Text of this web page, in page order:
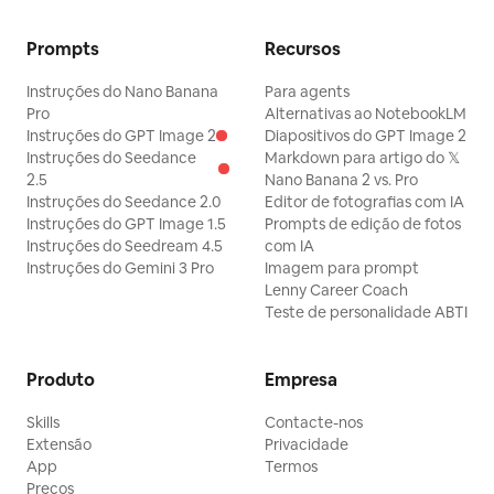
Prompts
Instruções do Nano Banana
Pro
Instruções do GPT Image 2
Instruções do Seedance
2.5
Instruções do Seedance 2.0
Instruções do GPT Image 1.5
Instruções do Seedream 4.5
Instruções do Gemini 3 Pro
Recursos
Para agents
Alternativas ao NotebookLM
Diapositivos do GPT Image 2
Markdown para artigo do 𝕏
Nano Banana 2 vs. Pro
Editor de fotografias com IA
Prompts de edição de fotos
com IA
Imagem para prompt
Lenny Career Coach
Teste de personalidade ABTI
Produto
Skills
Extensão
App
Preços
Empresa
Contacte-nos
Privacidade
Termos